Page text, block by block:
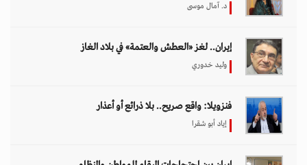
د. آمال موسى
إيران.. لغز «العطش والعتمة» في بلاد الغاز
وليد خدوري
فنزويلا: واقع صريح.. بلا ذرائع أو أعذار
إياد أبو شقرا